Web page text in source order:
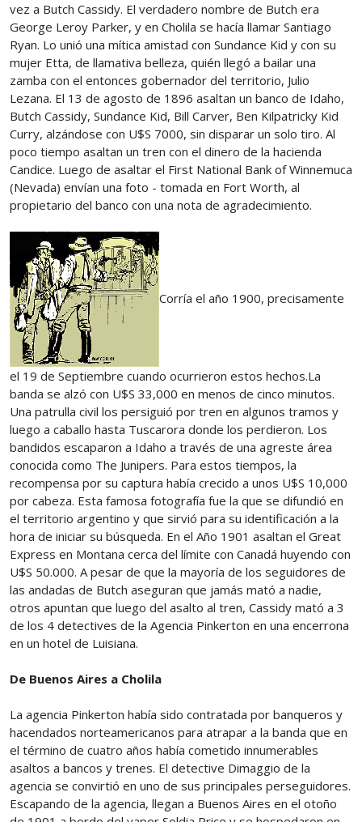
vez a Butch Cassidy. El verdadero nombre de Butch era
George Leroy Parker, y en Cholila se hacía llamar Santiago
Ryan. Lo unió una mítica amistad con Sundance Kid y con su
mujer Etta, de llamativa belleza, quién llegó a bailar una
zamba con el entonces gobernador del territorio, Julio
Lezana. El 13 de agosto de 1896 asaltan un banco de Idaho,
Butch Cassidy, Sundance Kid, Bill Carver, Ben Kilpatricky Kid
Curry, alzándose con U$S 7000, sin disparar un solo tiro. Al
poco tiempo asaltan un tren con el dinero de la hacienda
Candice. Luego de asaltar el First National Bank of Winnemuca
(Nevada) envían una foto - tomada en Fort Worth, al
propietario del banco con una nota de agradecimiento.
Corría el año 1900, precisamente
el 19 de Septiembre cuando ocurrieron estos hechos.La
banda se alzó con U$S 33,000 en menos de cinco minutos.
Una patrulla civil los persiguió por tren en algunos tramos y
luego a caballo hasta Tuscarora donde los perdieron. Los
bandidos escaparon a Idaho a través de una agreste área
conocida como The Junipers. Para estos tiempos, la
recompensa por su captura había crecido a unos U$S 10,000
por cabeza. Esta famosa fotografía fue la que se difundió en
el territorio argentino y que sirvió para su identificación a la
hora de iniciar su búsqueda. En el Año 1901 asaltan el Great
Express en Montana cerca del límite con Canadá huyendo con
U$S 50.000. A pesar de que la mayoría de los seguidores de
las andadas de Butch aseguran que jamás mató a nadie,
otros apuntan que luego del asalto al tren, Cassidy mató a 3
de los 4 detectives de la Agencia Pinkerton en una encerrona
en un hotel de Luisiana.
De Buenos Aires a Cholila
La agencia Pinkerton había sido contratada por banqueros y
hacendados norteamericanos para atrapar a la banda que en
el término de cuatro años había cometido innumerables
asaltos a bancos y trenes. El detective Dimaggio de la
agencia se convirtió en uno de sus principales perseguidores.
Escapando de la agencia, llegan a Buenos Aires en el otoño